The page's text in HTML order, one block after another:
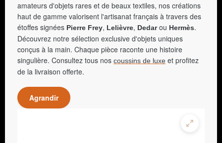
amateurs d'objets rares et de beaux textiles, nos créations
haut de gamme valorisent l'artisanat français à travers des
étoffes signées Pierre Frey, Lelièvre, Dedarou Hermès.
Découvrez notre sélection exclusive d'objets uniques
conçus à la main. Chaque pièce raconte une histoire
singulière. Consultez tous nos coussins de luxe et profitez
de la livraison offerte.
Agrandir